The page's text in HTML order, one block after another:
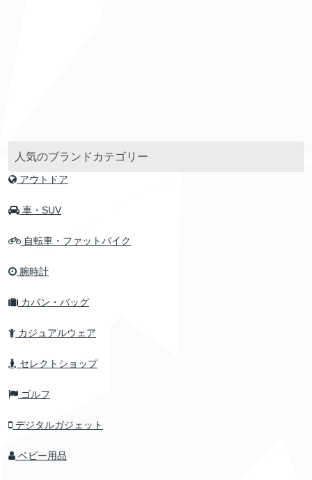
人気のブランドカテゴリー
アウトドア
車・SUV
自転車・ファットバイク
腕時計
カバン・バッグ
カジュアルウェア
セレクトショップ
ゴルフ
デジタルガジェット
ベビー用品